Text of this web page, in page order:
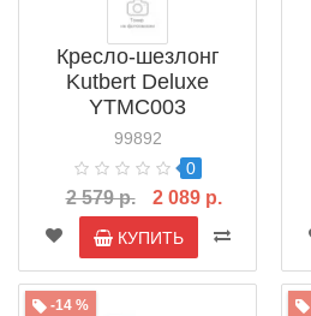
Кресло-шезлонг
Kutbert Deluxe
YTMC003
99892
0
2 579 р. 2 089 р.
КУПИТЬ
-14 %